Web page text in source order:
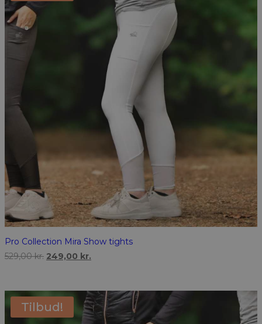
Pro Collection Mira Show tights
529,00kr. Den
529,00 kr..
249,00 kr.
249,00 kr..
Tilbud!